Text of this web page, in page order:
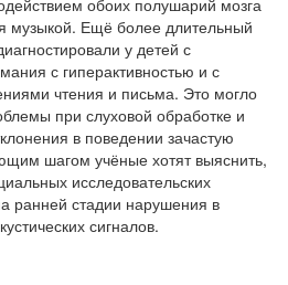
обоих полушарий мозга
музыкой. Ещё более длительный
у детей с
с гиперактивностью и с
чтения и письма. Это могло
при слуховой обработке и
в поведении зачастую
шагом учёные хотят выяснить,
исследовательских
ранней стадии нарушения в
сигналов.